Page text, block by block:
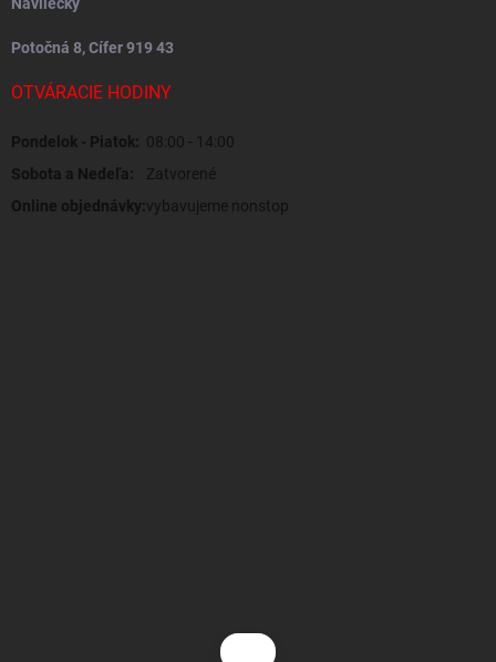
Návliečky
Potočná 8, Cífer 919 43
OTVÁRACIE HODINY
Pondelok - Piatok: 08:00 - 14:00
Sobota a Nedeľa:
Zatvorené
Online objednávky:vybavujeme nonstop